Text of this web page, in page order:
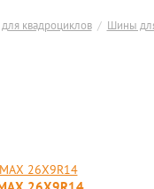
квадроциклов / Шины